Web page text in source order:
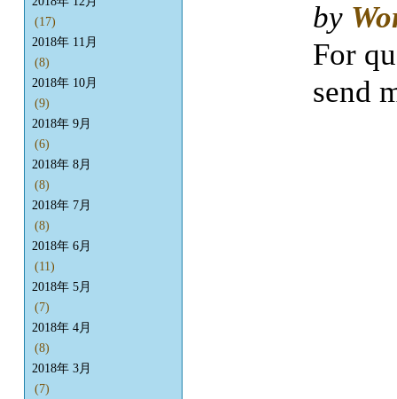
(17)
2018年 11月
(8)
2018年 10月
(9)
2018年 9月
(6)
2018年 8月
(8)
2018年 7月
(8)
2018年 6月
(11)
2018年 5月
(7)
2018年 4月
(8)
2018年 3月
(7)
by
For
send